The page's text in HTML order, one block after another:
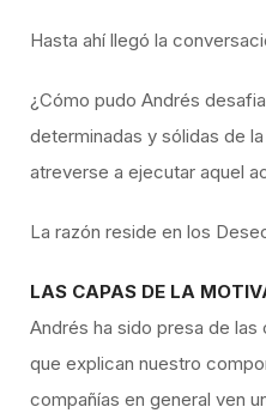
Hasta ahí llegó la
¿Cómo pudo Andrés
determinadas y sólidas de
atreverse a ejecutar aquel
La razón reside en los
LAS CAPAS DE LA
Andrés ha sido presa de
que explican nuestro
compañías en general ven